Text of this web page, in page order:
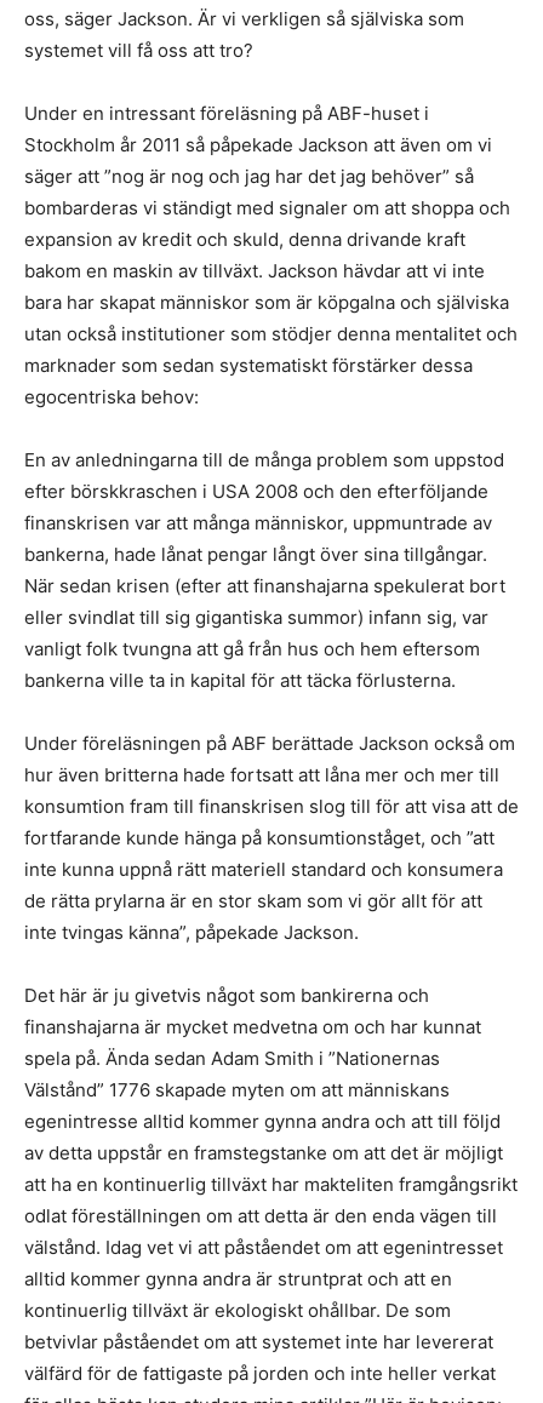
oss, säger Jackson. Är vi verkligen så själviska som
systemet vill få oss att tro?
Under en intressant föreläsning på ABF-huset i
Stockholm år 2011 så påpekade Jackson att även om vi
säger att ”nog är nog och jag har det jag behöver” så
bombarderas vi ständigt med signaler om att shoppa och
expansion av kredit och skuld, denna drivande kraft
bakom en maskin av tillväxt. Jackson hävdar att vi inte
bara har skapat människor som är köpgalna och själviska
utan också institutioner som stödjer denna mentalitet och
marknader som sedan systematiskt förstärker dessa
egocentriska behov:
En av anledningarna till de många problem som uppstod
efter börskkraschen i USA 2008 och den efterföljande
finanskrisen var att många människor, uppmuntrade av
bankerna, hade lånat pengar långt över sina tillgångar.
När sedan krisen (efter att finanshajarna spekulerat bort
eller svindlat till sig gigantiska summor) infann sig, var
vanligt folk tvungna att gå från hus och hem eftersom
bankerna ville ta in kapital för att täcka förlusterna.
Under föreläsningen på ABF berättade Jackson också om
hur även britterna hade fortsatt att låna mer och mer till
konsumtion fram till finanskrisen slog till för att visa att de
fortfarande kunde hänga på konsumtionståget, och ”att
inte kunna uppnå rätt materiell standard och konsumera
de rätta prylarna är en stor skam som vi gör allt för att
inte tvingas känna”, påpekade Jackson.
Det här är ju givetvis något som bankirerna och
finanshajarna är mycket medvetna om och har kunnat
spela på. Ända sedan Adam Smith i ”Nationernas
Välstånd” 1776 skapade myten om att människans
egenintresse alltid kommer gynna andra och att till följd
av detta uppstår en framstegstanke om att det är möjligt
att ha en kontinuerlig tillväxt har makteliten framgångsrikt
odlat föreställningen om att detta är den enda vägen till
välstånd. Idag vet vi att påståendet om att egenintresset
alltid kommer gynna andra är struntprat och att en
kontinuerlig tillväxt är ekologiskt ohållbar. De som
betvivlar påståendet om att systemet inte har levererat
välfärd för de fattigaste på jorden och inte heller verkat